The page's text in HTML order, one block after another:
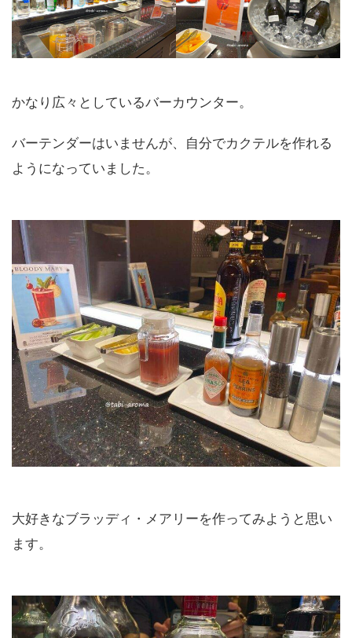
かなり広々としているバーカウンター。
バーテンダーはいませんが、自分でカクテルを作れる
ようになっていました。
大好きなブラッディ・メアリーを作ってみようと思い
ます。